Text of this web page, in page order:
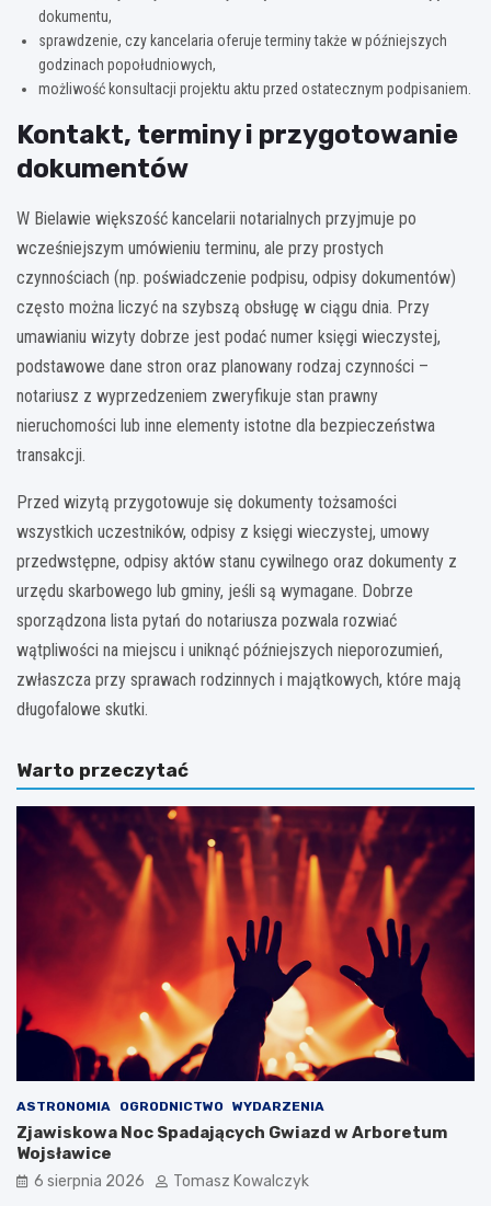
dokumentu,
sprawdzenie, czy kancelaria oferuje terminy także w późniejszych
godzinach popołudniowych,
możliwość konsultacji projektu aktu przed ostatecznym podpisaniem.
Kontakt, terminy i przygotowanie
dokumentów
W Bielawie większość kancelarii notarialnych przyjmuje po
wcześniejszym umówieniu terminu, ale przy prostych
czynnościach (np. poświadczenie podpisu, odpisy dokumentów)
często można liczyć na szybszą obsługę w ciągu dnia. Przy
umawianiu wizyty dobrze jest podać numer księgi wieczystej,
podstawowe dane stron oraz planowany rodzaj czynności –
notariusz z wyprzedzeniem zweryfikuje stan prawny
nieruchomości lub inne elementy istotne dla bezpieczeństwa
transakcji.
Przed wizytą przygotowuje się dokumenty tożsamości
wszystkich uczestników, odpisy z księgi wieczystej, umowy
przedwstępne, odpisy aktów stanu cywilnego oraz dokumenty z
urzędu skarbowego lub gminy, jeśli są wymagane. Dobrze
sporządzona lista pytań do notariusza pozwala rozwiać
wątpliwości na miejscu i uniknąć późniejszych nieporozumień,
zwłaszcza przy sprawach rodzinnych i majątkowych, które mają
długofalowe skutki.
Warto przeczytać
ASTRONOMIA OGRODNICTWO WYDARZENIA
Zjawiskowa Noc Spadających Gwiazd w Arboretum
Wojsławice
6 sierpnia 2026 Tomasz Kowalczyk